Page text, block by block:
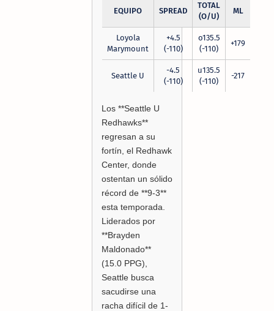
EQUIPO SPREAD
TOTAL
(O/U)
ML
Loyola
Marymount
+4.5
(-110)
o135.5
(-110)
+179
Seattle U
-4.5
(-110)
u135.5
(-110)
-217
Los **Seattle U
Redhawks**
regresan a su
fortín, el Redhawk
Center, donde
ostentan un sólido
récord de **9-3**
esta temporada.
Liderados por
**Brayden
Maldonado**
(15.0 PPG),
Seattle busca
sacudirse una
racha difícil de 1-